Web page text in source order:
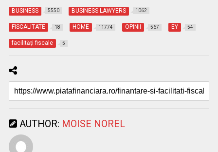
BUSINESS 5550 BUSINESS LAWYERS 1062
FISCALITATE 18 HOME 11774 OPINII 567 EY 54
facilităţi fiscale 5
AUTHOR: MOISE NOREL